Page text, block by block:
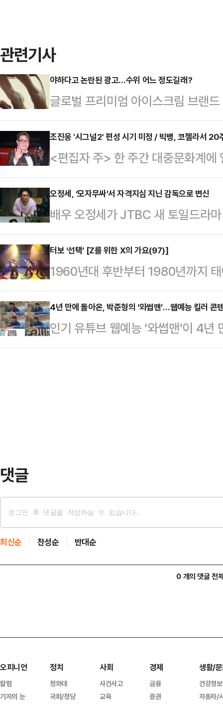
관련기사
야하다고 논란된 광고…수위 어느 정도길래?
글로벌 프리미엄 아이스크림 브랜
신제품 광고가 선정성 논란에 휩싸
(SCMP)에 따르면 매그넘은 지난 1
결합한 아이스크림 광고를 공개했
된 아이스크림 옆에 연두색에 앞코
수의 두 발 이미지가 함께 놓였다.
다는 비유적 표현이다.매그넘은 광
하며 색감 대비를 강조했다.그러나
조진웅 '시그널2' 편성 시기 미정 / 빅뱅, 코첼라서
<편집자 주> 한 주간 대중문화계
진웅 '시그널2' 빈자리 '파친코'가
이 출연하는 '두번째 시그널' 편성
다"는 입장을 밝혔다.17일 tvN은 "'
미정"이라고 말했다.지난해 12월
간 등 중범죄를 저질러 소년보호 처
기됐다. 이에 조진웅은 "과거 불미
오정세, ‘모자무싸’서 자격지심 지닌 감독으로 변신
배우 오정세가 JTBC 새 토일드라
다’(이하 ‘모자무싸’)로 안방극장
정세는 ‘모자무싸’에서 영화인 모
감독 박경세 역을 맡았다.박경세는
올라가기 위해 그리고 지금의 자리
물이다. 20년째 감독 지망생 황동
계를 이어간다.이번 작품은 오정세
과 재회하는 작…
터보 ‘선택’ [Z를 위한 X의 가요(97)]
1960년대 후반부터 1980년까지 태
모토인 기존 세대와 달리 ‘소비’를
경제적 풍요 속에서 자라나면서 개
이름처럼 아날로그 시대에 성장해
만큼 수용할 수 있는 문화의 폭도
4년 만에 돌아온, 박준형의 ‘와썹맨’…웹예능 킬러 콘
인기 유튜브 웹예능 ‘와썹맨’이 4년
랄라를 대표하는 킬러 콘텐츠로, 매
댓글
최신순 찬성순 반대순
0 개의 댓글 전
오피니언
칼럼
기자의 눈
정치
청와대
국회/정당
사회
사건사고
교육
경제
금융
증권
생활/
건강정보
자동차/